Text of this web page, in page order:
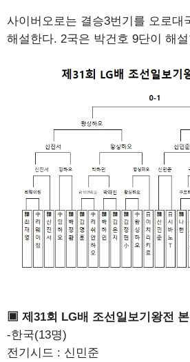
사이버오로는 결승3번기를 오로대
해설한다. 2국은 박건호 9단이 해
▣ 제31회 LG배 조선일보기왕전
-한국(13명)
전기시드 : 신민준